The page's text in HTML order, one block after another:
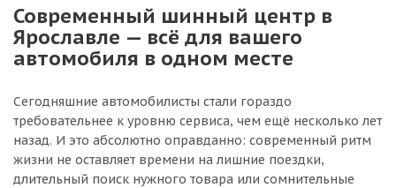
Современный шинный центр в
Ярославле — всё для вашего
автомобиля в одном месте
Сегодняшние автомобилисты стали гораздо
требовательнее к уровню сервиса, чем ещё несколько лет
назад. И это абсолютно оправданно: современный ритм
жизни не оставляет времени на лишние поездки,
длительный поиск нужного товара или сомнительные